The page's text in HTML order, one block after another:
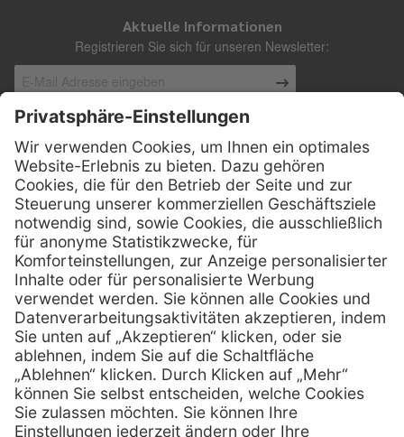
Aktuelle Informationen
Registrieren Sie sich für unseren Newsletter:
Kontakt
Henry Schein Medical Austria GmbH
Schönbrunner Straße 297
A-1120 Wien
01 / 718 19 61 99
Telefax:01 / 718 19 61 23
E-Mail: info @ henryscheinmed.at
Services
Vorteile
Eigenmarke
Hilfe
FAQs
Kontakt